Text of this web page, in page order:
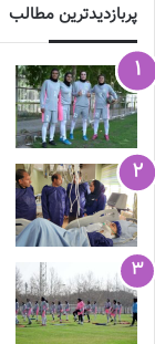
پربازدیدترین مطالب